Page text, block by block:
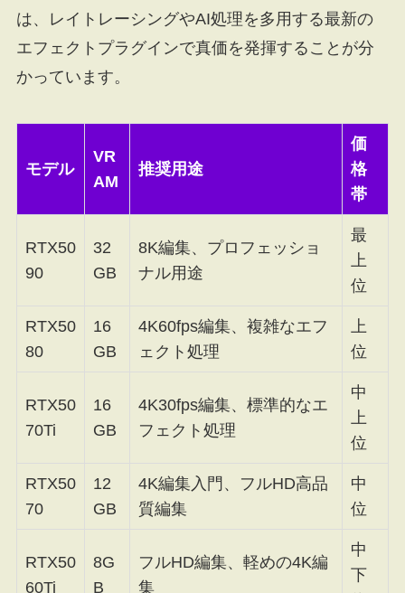
は、レイトレーシングやAI処理を多用する最新の
エフェクトプラグインで真価を発揮することが分
かっています。
モデル
VR
AM
推奨用途
価
格
帯
RTX50
90
32
GB
8K編集、プロフェッショ
ナル用途
最
上
位
RTX50
80
16
GB
4K60fps編集、複雑なエフ
ェクト処理
上
位
RTX50
70Ti
16
GB
4K30fps編集、標準的なエ
フェクト処理
中
上
位
RTX50
70
12
GB
4K編集入門、フルHD高品
質編集
中
位
RTX50
60Ti
8G
B
フルHD編集、軽めの4K編
集
中
下